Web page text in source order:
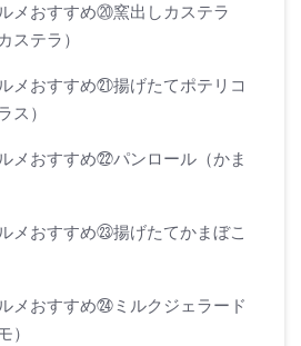
メおすすめ⑳窯出しカステラ
ステラ）
メおすすめ㉑揚げたてポテリコ
ス）
メおすすめ㉒パンロール（かま
メおすすめ㉓揚げたてかまぼこ
メおすすめ㉔ミルクジェラード
）